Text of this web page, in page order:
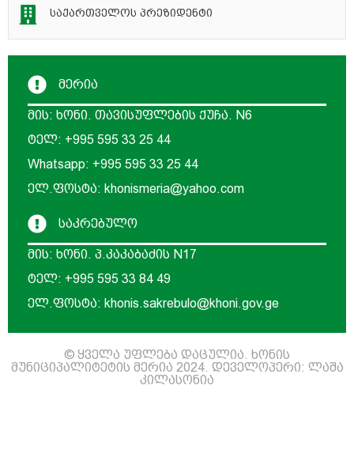
საქართველოს პრეზიდენტი
მერია
მის: ხონი. თავისუფლების ქუჩა. N6
ტელ: +995 595 33 25 44
Whatsapp: +995 595 33 25 44
ელ.ფოსტა: khonismeria@yahoo.com
საკრებულო
მის: ხონი. პ.კაკაბაძის N17
ტელ: +995 595 33 84 49
ელ.ფოსტა: khonis.sakrebulo@khoni.gov.ge
© ყველა უფლება დაცულია. ხონის
მუნიციპალიტეტის მერია 2024. დეველოპერი: ლაშა
კილასონია